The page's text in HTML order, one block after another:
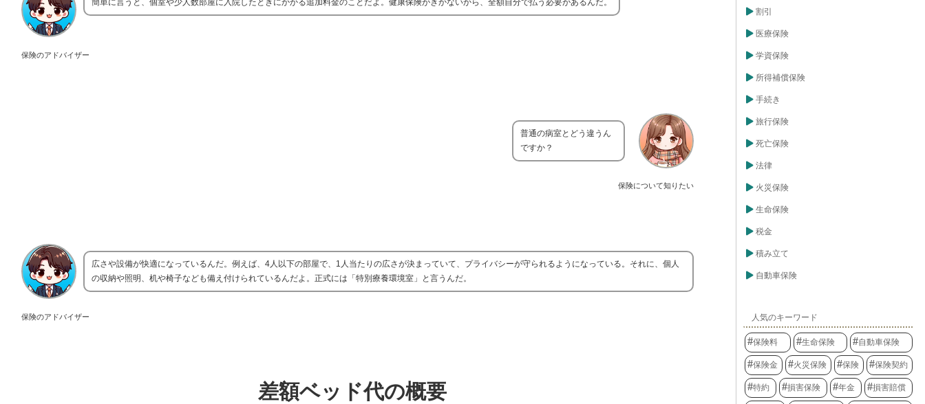
保険のアドバイザー
保険について知りたい
普通の病室とどう違うん
ですか？
保険のアドバイザー
広さや設備が快適になっているんだ。例えば、4人以下の部屋で、1人当たりの広さが決まっていて、プライバシーが守られるようになっている。それに、個人
の収納や照明、机や椅子なども備え付けられているんだよ。正式には「特別療養環境室」と言うんだ。
差額ベッド代の概要
割引
医療保険
学資保険
所得補償保険
手続き
旅行保険
死亡保険
法律
火災保険
生命保険
税金
積み立て
自動車保険
人気のキーワード
保険料 生命保険 自動車保険
保険金 火災保険 保険 保険契約
特約 損害保険 年金 損害賠償